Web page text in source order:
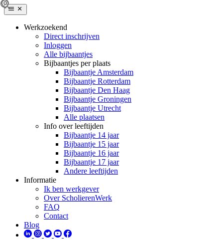
Werkzoekend
Direct inschrijven
Inloggen
Alle bijbaantjes
Bijbaantjes per plaats
Bijbaantje Amsterdam
Bijbaantje Rotterdam
Bijbaantje Den Haag
Bijbaantje Groningen
Bijbaantje Utrecht
Alle plaatsen
Info over leeftijden
Bijbaantje 14 jaar
Bijbaantje 15 jaar
Bijbaantje 16 jaar
Bijbaantje 17 jaar
Andere leeftijden
Informatie
Ik ben werkgever
Over ScholierenWerk
FAQ
Contact
Blog